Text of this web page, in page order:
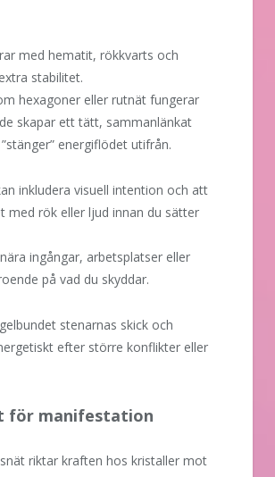
med hematit, rökkvarts och
stabilitet.
hexagoner eller rutnät fungerar
skapar ett tätt, sammanlänkat
energiflödet utifrån.
inkludera visuell intention och att
med rök eller ljud innan du sätter
ingångar, arbetsplatser eller
på vad du skyddar.
stenarnas skick och
efter större konflikter eller
för manifestation
riktar kraften hos kristaller mot